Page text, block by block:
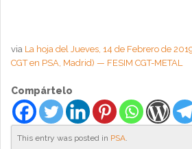
via La hoja del Jueves, 14 de Febrero de
CGT en PSA, Madrid) — FESIM CGT-METAL
Compártelo
This entry was posted in PSA.